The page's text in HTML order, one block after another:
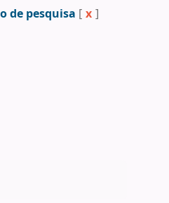
de pesquisa [ x ]